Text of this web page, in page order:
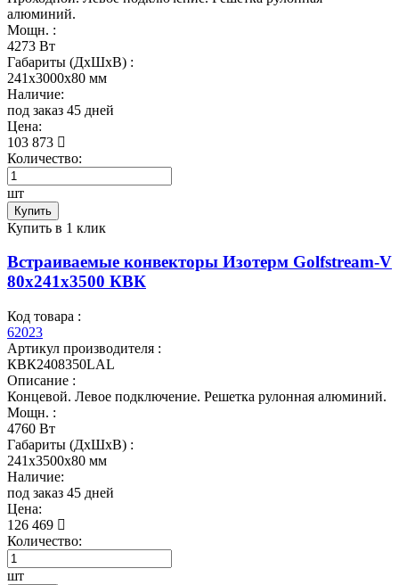
алюминий.
Мощн. :
4273 Вт
Габариты (ДхШхВ) :
241x3000x80 мм
Наличие:
под заказ 45 дней
Цена:
103 873
Количество:
шт
Купить
Купить в 1 клик
Встраиваемые конвекторы Изотерм Golfstream-V
80x241x3500 КВК
Код товара :
62023
Артикул производителя :
КВК2408350LAL
Описание :
Концевой. Левое подключение. Решетка рулонная алюминий.
Мощн. :
4760 Вт
Габариты (ДхШхВ) :
241x3500x80 мм
Наличие:
под заказ 45 дней
Цена:
126 469
Количество:
шт